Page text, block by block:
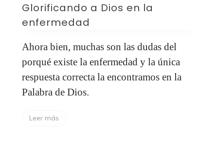
Glorificando a Dios en la
enfermedad
Ahora bien, muchas son las dudas del
porqué existe la enfermedad y la única
respuesta correcta la encontramos en la
Palabra de Dios.
Leer más